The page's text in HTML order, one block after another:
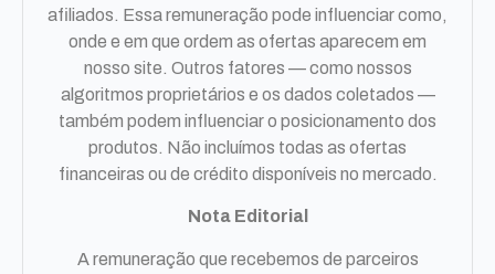
afiliados. Essa remuneração pode influenciar como,
onde e em que ordem as ofertas aparecem em
nosso site. Outros fatores — como nossos
algoritmos proprietários e os dados coletados —
também podem influenciar o posicionamento dos
produtos. Não incluímos todas as ofertas
financeiras ou de crédito disponíveis no mercado.
Nota Editorial
A remuneração que recebemos de parceiros